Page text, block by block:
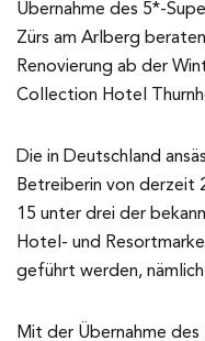
Übernahme des 5*-
Zürs am Arlberg
Renovierung ab der
Collection Hotel
Die in Deutschland
Betreiberin von derzeit
15 unter drei der
Hotel- und
geführt werden,
Mit der Übernahme des